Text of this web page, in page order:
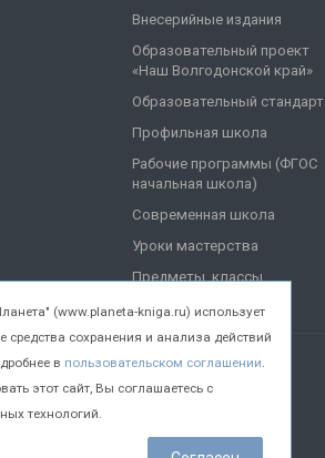
Внесерийные издания
Образовательный проект
«Наш Волгодонской край»
Образовательный стандарт
Профильная школа
Рабочие программы (ФГОС
начальная школа)
Современная школа
Уроки мастерства
Предметы, классы
(www.planeta-kniga.ru) использует
средства сохранения и анализа действий
в пользовательском соглашении.
этот сайт, Вы соглашаетесь с
технологий.